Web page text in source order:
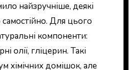
найзручніше, деякі
Для цього
компоненти:
олії, гліцерин. Такі
хімічних домішок, але